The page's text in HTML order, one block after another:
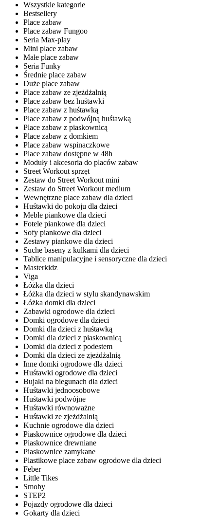
Wszystkie kategorie
Bestsellery
Place zabaw
Place zabaw Fungoo
Seria Max-play
Mini place zabaw
Małe place zabaw
Seria Funky
Średnie place zabaw
Duże place zabaw
Place zabaw ze zjeżdżalnią
Place zabaw bez huśtawki
Place zabaw z huśtawką
Place zabaw z podwójną huśtawką
Place zabaw z piaskownicą
Place zabaw z domkiem
Place zabaw wspinaczkowe
Place zabaw dostępne w 48h
Moduły i akcesoria do placów zabaw
Street Workout sprzęt
Zestaw do Street Workout mini
Zestaw do Street Workout medium
Wewnętrzne place zabaw dla dzieci
Huśtawki do pokoju dla dzieci
Meble piankowe dla dzieci
Fotele piankowe dla dzieci
Sofy piankowe dla dzieci
Zestawy piankowe dla dzieci
Suche baseny z kulkami dla dzieci
Tablice manipulacyjne i sensoryczne dla dzieci
Masterkidz
Viga
Łóżka dla dzieci
Łóżka dla dzieci w stylu skandynawskim
Łóżka domki dla dzieci
Zabawki ogrodowe dla dzieci
Domki ogrodowe dla dzieci
Domki dla dzieci z huśtawką
Domki dla dzieci z piaskownicą
Domki dla dzieci z podestem
Domki dla dzieci ze zjeżdżalnią
Inne domki ogrodowe dla dzieci
Huśtawki ogrodowe dla dzieci
Bujaki na biegunach dla dzieci
Huśtawki jednoosobowe
Huśtawki podwójne
Huśtawki równoważne
Huśtawki ze zjeżdżalnią
Kuchnie ogrodowe dla dzieci
Piaskownice ogrodowe dla dzieci
Piaskownice drewniane
Piaskownice zamykane
Plastikowe place zabaw ogrodowe dla dzieci
Feber
Little Tikes
Smoby
STEP2
Pojazdy ogrodowe dla dzieci
Gokarty dla dzieci